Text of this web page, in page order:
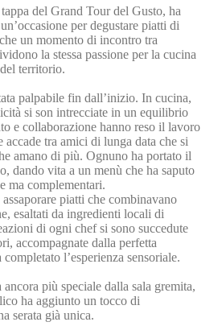
del Grand Tour del Gusto, ha
per degustare piatti di
un momento di incontro tra
la stessa passione per la cucina
territorio.
palpabile fin dall’inizio. In cucina,
si son intrecciate in un equilibrio
e collaborazione hanno reso il lavoro
tra amici di lunga data che si
amano di più. Ognuno ha portato il
dando vita a un menù che ha saputo
ma complementari.
piatti che combinavano
esaltati da ingredienti locali di
di ogni chef si sono succedute
accompagnate dalla perfetta
l’esperienza sensoriale.
ancora più speciale dalla sala gremita,
ha aggiunto un tocco di
serata già unica.